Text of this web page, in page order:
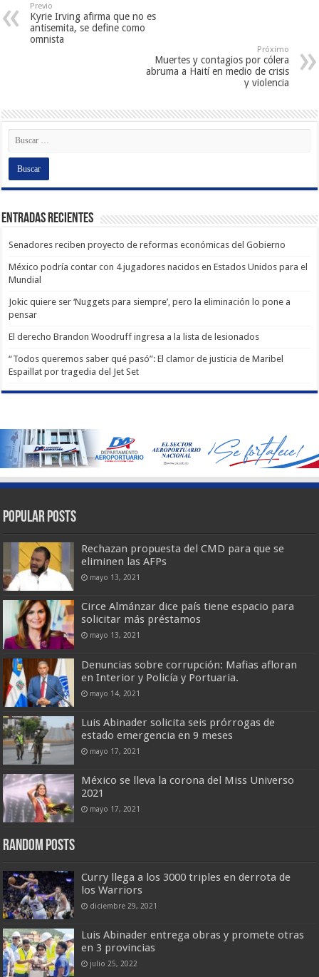
Previo
Kyrie Irving afirma que no es
antisemita, se define como
omnista
Próximo
Muertes y contagios por cólera
abruma a Haití en medio de crisis
y violencia
Entradas recientes
Senadores reciben proyecto de reformas económicas del Gobierno
México podría contar con 4 jugadores nacidos en Estados Unidos para el
Mundial
Jokic quiere ser ‘Nuggets para siempre’, pero la eliminación lo pone a
pensar
El derecho Brandon Woodruff ingresa a la lista de lesionados
“Todos queremos saber qué pasó”: El clamor de justicia de Maribel
Espaillat por tragedia del Jet Set
Popular Posts
Rechazan propuesta del CMD para que se
eliminen las AFPs
mayo 13, 2021
Circe Almánzar dice país tiene espacio para
solicitar más préstamos
mayo 13, 2021
Denuncias sobre corrupción: Mafias afloran
en Interior y Policía y Portuaria.
mayo 14, 2021
Luis Abinader solicita seis prórrogas de
estado emergencia en 9 meses
mayo 17, 2021
México se lleva la corona del Miss Universo
2021
mayo 17, 2021
Random Posts
Curry llega a los 3000 triples en derrota de
los Warriors
diciembre 29, 2021
Luis Abinader entrega obras y promete otras
en 3 provincias
julio 25, 2022